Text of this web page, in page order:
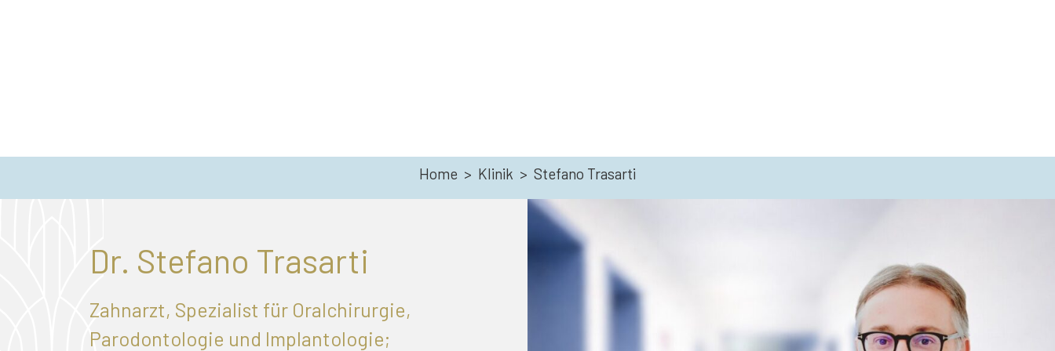
Home > Klinik > Stefano Trasarti
Dr. Stefano Trasarti
Zahnarzt, Spezialist für Oralchirurgie,
Parodontologie und Implantologie;